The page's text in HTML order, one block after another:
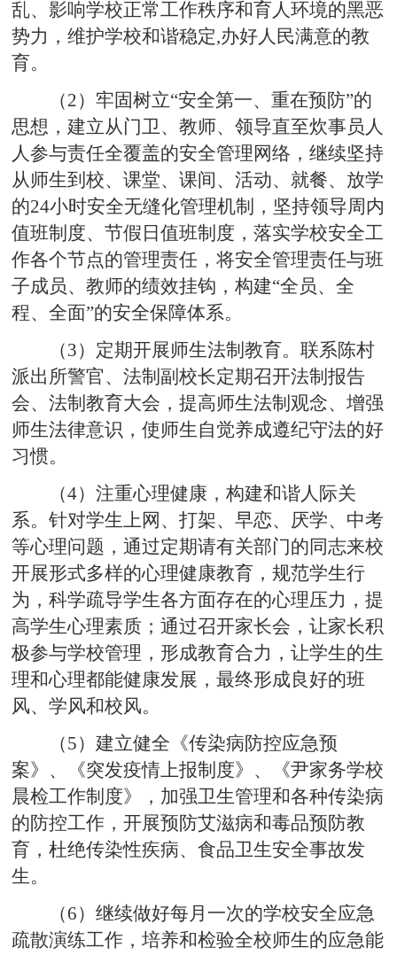
乱、影响学校正常工作秩序和育人环境的黑恶
势力，维护学校和谐稳定,办好人民满意的教
育。
（2）牢固树立“安全第一、重在预防”的
思想，建立从门卫、教师、领导直至炊事员人
人参与责任全覆盖的安全管理网络，继续坚持
从师生到校、课堂、课间、活动、就餐、放学
的24小时安全无缝化管理机制，坚持领导周内
值班制度、节假日值班制度，落实学校安全工
作各个节点的管理责任，将安全管理责任与班
子成员、教师的绩效挂钩，构建“全员、全
程、全面”的安全保障体系。
（3）定期开展师生法制教育。联系陈村
派出所警官、法制副校长定期召开法制报告
会、法制教育大会，提高师生法制观念、增强
师生法律意识，使师生自觉养成遵纪守法的好
习惯。
（4）注重心理健康，构建和谐人际关
系。针对学生上网、打架、早恋、厌学、中考
等心理问题，通过定期请有关部门的同志来校
开展形式多样的心理健康教育，规范学生行
为，科学疏导学生各方面存在的心理压力，提
高学生心理素质；通过召开家长会，让家长积
极参与学校管理，形成教育合力，让学生的生
理和心理都能健康发展，最终形成良好的班
风、学风和校风。
（5）建立健全《传染病防控应急预
案》、《突发疫情上报制度》、《尹家务学校
晨检工作制度》，加强卫生管理和各种传染病
的防控工作，开展预防艾滋病和毒品预防教
育，杜绝传染性疾病、食品卫生安全事故发
生。
（6）继续做好每月一次的学校安全应急
疏散演练工作，培养和检验全校师生的应急能